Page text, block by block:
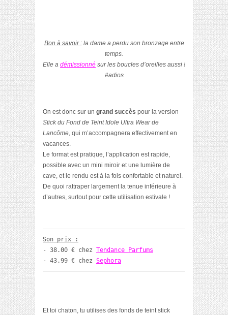
Bon à savoir :la dame a perdu son bronzage entre
temps.
Elle a démissionné sur les boucles d’oreilles aussi !
#adios
On est donc sur un grand succès pour la version
Stick du Fond de Teint Idole Ultra Wear de
Lancôme, qui m’accompagnera effectivement en
vacances.
Le format est pratique, l’application est rapide,
possible avec un mini miroir et une lumière de
cave, et le rendu est à la fois confortable et naturel.
De quoi rattraper largement la tenue inférieure à
d’autres, surtout pour cette utilisation estivale !
Son prix :
- 38.00 € chez Tendance Parfums
- 43.99 € chez Sephora
Et toi chaton, tu utilises des fonds de teint stick